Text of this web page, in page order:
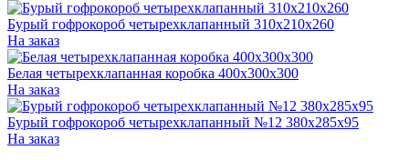
Бурый гофрокороб четырехклапанный 310х210х260
На заказ
Белая четырехклапанная коробка 400х300х300
На заказ
Бурый гофрокороб четырехклапанный №12 380х285х95
На заказ